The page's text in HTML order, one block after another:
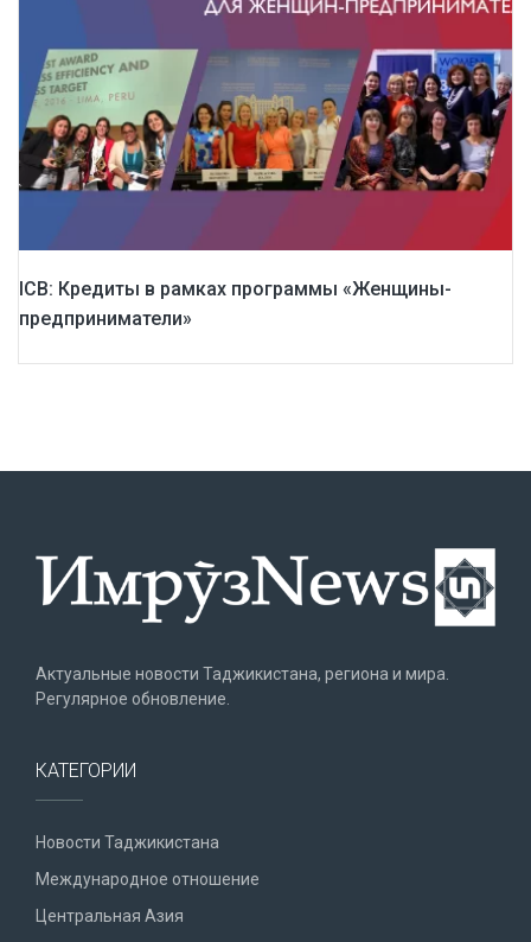
ICB: Кредиты в рамках программы «Женщины-
предприниматели»
Актуальные новости Таджикистана, региона и мира.
Регулярное обновление.
КАТЕГОРИИ
Новости Таджикистана
Международное отношение
Центральная Азия